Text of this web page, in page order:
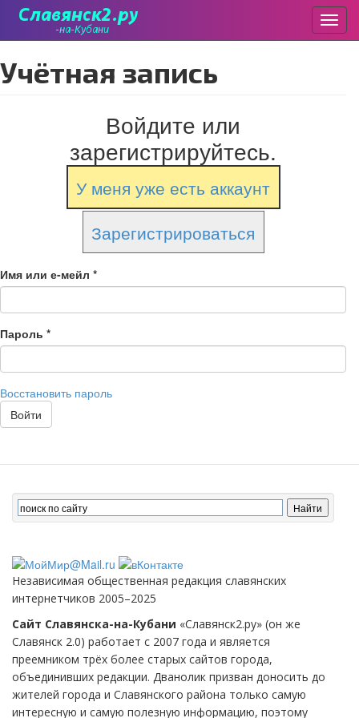
к
основному
Учётная запись
Войдите или
зарегистрируйтесь.
У меня уже есть аккаунт
Зарегистрироваться
Имя или е-мейл *
Пароль *
Восстановить пароль
Войти
Независимая общественная редакция славянских
интернетчиков 2005–2025
Сайт Славянска-на-Кубани «Славянск2.ру» (он же
Славянск 2.0) работает с 2007 года и является
преемником трёх более старых сайтов города,
объединивших редакции. Дванолик призван доносить до
жителей города и Славянского района только самую
интересную и самую полезную информацию, поэтому